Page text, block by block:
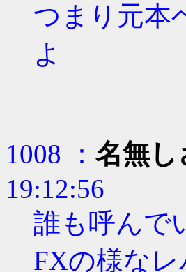
つまり元本
よ
1008 ： 名無し
19:12:56
誰も呼んで
FXの様な